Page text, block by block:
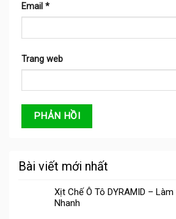
Email *
Trang web
Bài viết mới nhất
Xịt Chế Ô Tô DYRAMID –
Nhanh